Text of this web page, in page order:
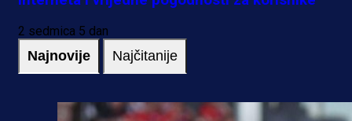
2 sedmica 5 dan
Najnovije Najčitanije